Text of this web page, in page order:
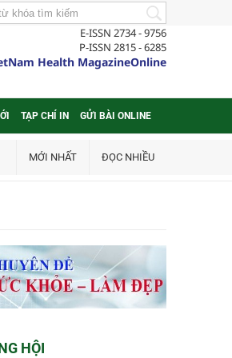
E-ISSN 2734 - 9756
P-ISSN 2815 - 6285
Health MagazineOnline
TẠP CHÍ IN GỬI BÀI ONLINE
MỚI NHẤT ĐỌC NHIỀU
HỘI